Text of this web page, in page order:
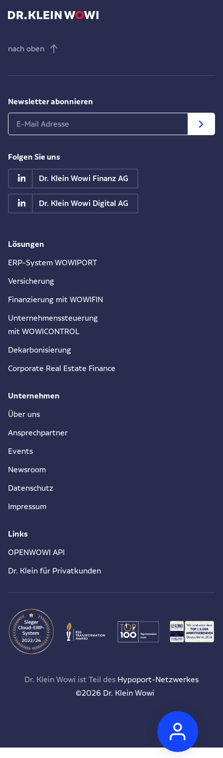
Wir
sind
nach oben
Newsletter abonnieren
Folgen Sie uns
Dr. Klein Wowi Finanz AG
Dr. Klein Wowi Digital AG
Lösungen
ERP-System WOWIPORT
Versicherung
Finanzierung mit WOWIFIN
Unternehmenssteuerung
mit WOWICONTROL
Dekarbonisierung
Corporate Real Estate Finance
Unternehmen
Über uns
Ansprechpartner
Events
Newsroom
Datenschutz
Impressum
Links
OPENWOWI API
Dr. Klein für Privatkunden
Dr. Klein Wowi ist Teil des Hypoport-Netzwerkes
©2026 Dr. Klein Wowi